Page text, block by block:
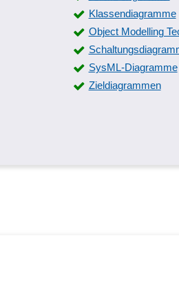
Klassendiagramme
Object Modelling
SysML-Diagramme
Zieldiagrammen